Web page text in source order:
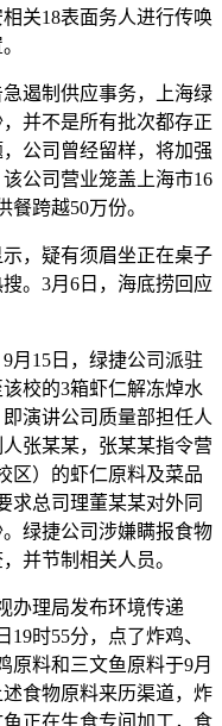
关18表面务人进行传唤
遏制供应事务，上海绿
并不是所有批次都存正
公司曾经留样，将加强
公司营业笼盖上海市16
跨越50万份。
，疑有须眉坐正在桌子
。3月6日，海底捞回应
15日，绿捷公司派驻
校的3箱虾仁解冻焯水
演讲公司质量部担任人
张某某，张某某指令营
区）的虾仁原料及菜品
求总司理董某某对外同
绿捷公司涉嫌瞒报食物
并节制相关人员。
理局发布环境传递
时55分，点了炸鸡、
原料和三文鱼原料于9月
食物原料来历渠道，炸
正在生食专间加工，食